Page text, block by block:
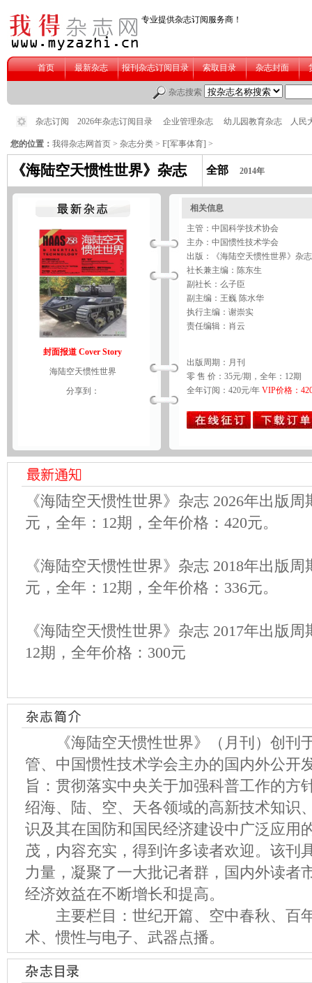
您的位置： 我得杂志网首页 > 杂志分类 > F[军事体育] >
《海陆空天惯性世界》杂志 全部 2014年
封面报道 Cover Story
海陆空天惯性世界
分享到：
相关信息
主管：中国科学技术协会
主办：中国惯性技术学会
出版：《海陆空天惯性世界》杂
社长兼主编：陈东生
副社长：么子臣
副主编：王巍 陈水华
执行主编：谢崇实
责任编辑：肖云
出版周期：月刊
零 售 价：35元/期，全年：12期
全年订阅：420元/年 VIP价格：
《海陆空天惯性世界》杂志 2026年出版
元，全年：12期，全年价格：420元。
《海陆空天惯性世界》杂志 2018年出版
元，全年：12期，全年价格：336元。
《海陆空天惯性世界》杂志 2017年出版
12期，全年价格：300元
《海陆空天惯性世界》（月刊）创刊
管、中国惯性技术学会主办的国内外公开
旨：贯彻落实中央关于加强科普工作的方
绍海、陆、空、天各领域的高新技术知识
识及其在国防和国民经济建设中广泛应用
茂，内容充实，得到许多读者欢迎。该刊
力量，凝聚了一大批记者群，国内外读者
经济效益在不断增长和提高。
主要栏目：世纪开篇、空中春秋、百
术、惯性与电子、武器点播。